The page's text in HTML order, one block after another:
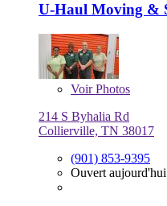
U-Haul Moving &
VoirPhotos
214 S Byhalia Rd
Collierville, TN 38017
(901) 853-9395
Ouvert